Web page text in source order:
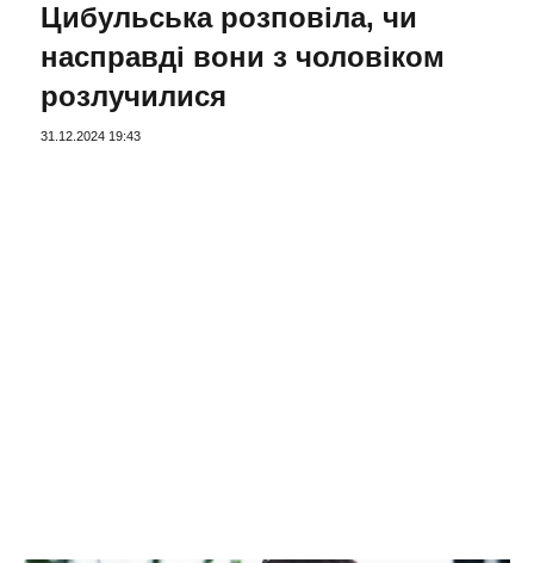
Цибульська розповіла, чи
насправді вони з чоловіком
розлучилися
31.12.2024 19:43